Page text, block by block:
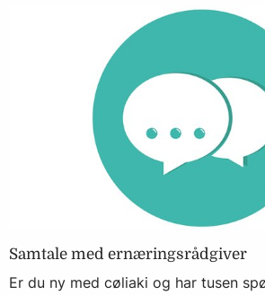
Samtale med ernæringsrådgiver
Er du ny med cøliaki og har tusen